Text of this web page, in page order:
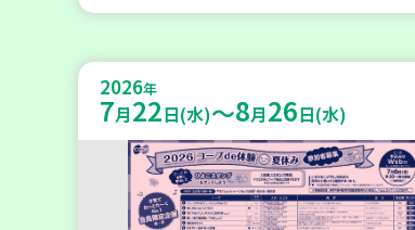
2026年
7月22日(水)～8月26日(水)